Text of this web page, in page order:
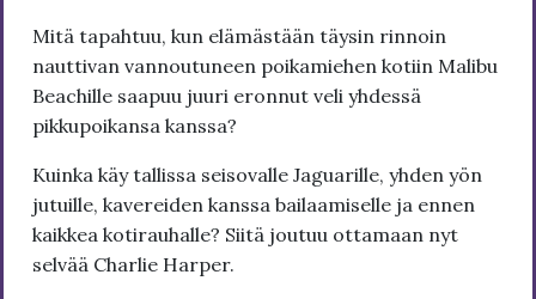
Mitä tapahtuu, kun elämästään täysin rinnoin
nauttivan vannoutuneen poikamiehen kotiin Malibu
Beachille saapuu juuri eronnut veli yhdessä
pikkupoikansa kanssa?
Kuinka käy tallissa seisovalle Jaguarille, yhden yön
jutuille, kavereiden kanssa bailaamiselle ja ennen
kaikkea kotirauhalle? Siitä joutuu ottamaan nyt
selvää Charlie Harper.